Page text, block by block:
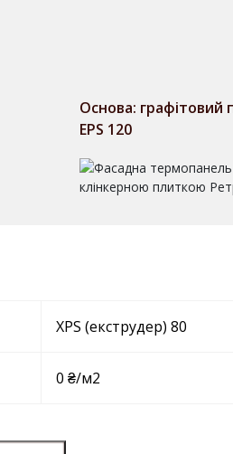
Основа: графітовий
EPS 120
XPS (екструдер) 80
0 ₴/м2